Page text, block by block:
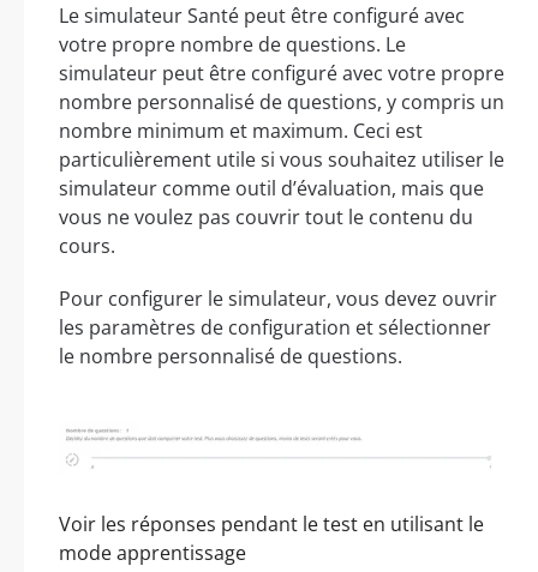
Le simulateur Santé peut être configuré avec
votre propre nombre de questions. Le
simulateur peut être configuré avec votre propre
nombre personnalisé de questions, y compris un
nombre minimum et maximum. Ceci est
particulièrement utile si vous souhaitez utiliser le
simulateur comme outil d’évaluation, mais que
vous ne voulez pas couvrir tout le contenu du
cours.
Pour configurer le simulateur, vous devez ouvrir
les paramètres de configuration et sélectionner
le nombre personnalisé de questions.
Voir les réponses pendant le test en utilisant le
mode apprentissage